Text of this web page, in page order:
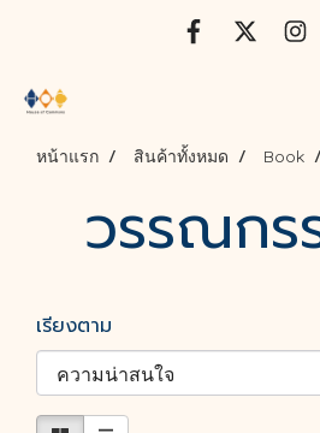
หน้าแรก สินค้าทั้งหมด Book
วรรณกร
เรียงตาม